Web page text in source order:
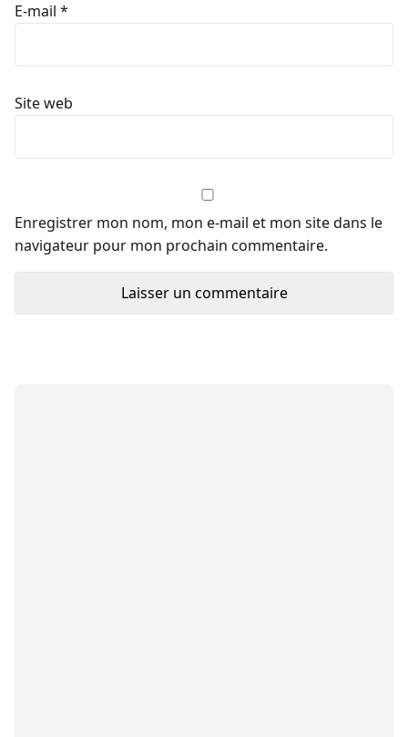
E-mail *
Site web
Enregistrer mon nom, mon e-mail et mon site dans le
navigateur pour mon prochain commentaire.